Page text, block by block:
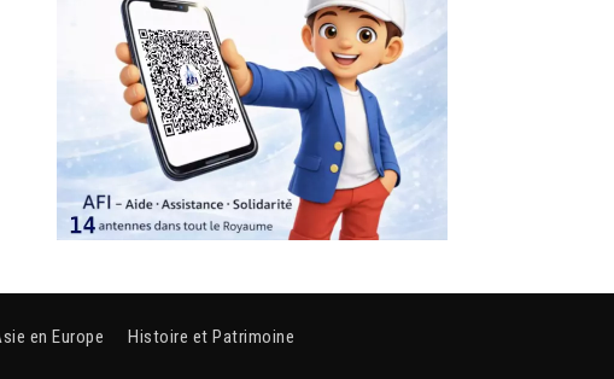
en Europe Histoire et Patrimoine